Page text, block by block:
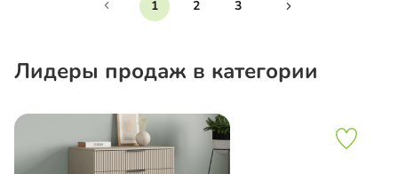
1 2 3
Лидеры продаж в категории